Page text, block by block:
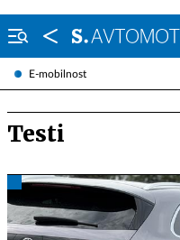
E-mobilnost
Testi